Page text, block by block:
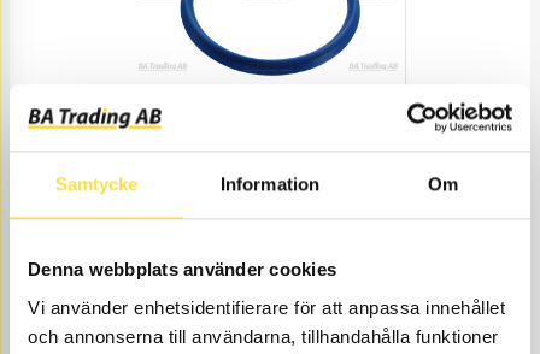
Samtycke Information Om
Denna webbplats använder cookies
Vi använder enhetsidentifierare för att anpassa innehållet
och annonserna till användarna, tillhandahålla funktioner
TÄTNINGSRING
Pris exkl.
69.00